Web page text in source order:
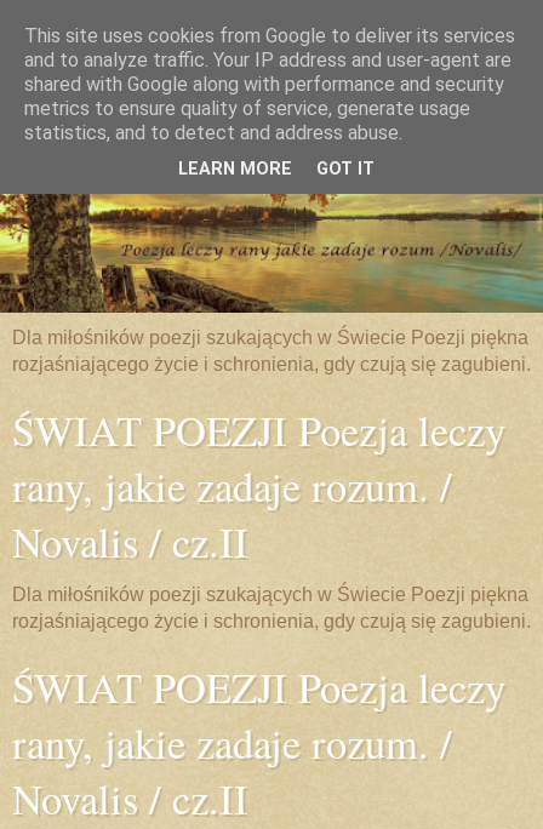
Dla miłośników poezji szukających w Świecie Poezji piękna
rozjaśniającego życie i schronienia, gdy czują się zagubieni.
ŚWIAT POEZJI Poezja leczy
rany, jakie zadaje rozum. /
Novalis / cz.II
Dla miłośników poezji szukających w Świecie Poezji piękna
rozjaśniającego życie i schronienia, gdy czują się zagubieni.
ŚWIAT POEZJI Poezja leczy
rany, jakie zadaje rozum. /
Novalis / cz.II
This site uses cookies from Google to deliver its services
and to analyze traffic. Your IP address and user-agent are
shared with Google along with performance and security
metrics to ensure quality of service, generate usage
statistics, and to detect and address abuse.
LEARN MORE GOT IT